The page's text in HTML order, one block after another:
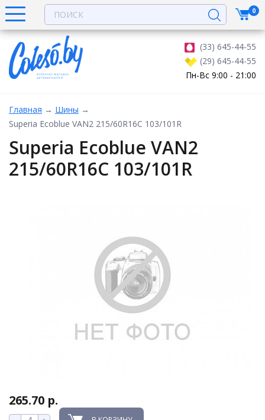
(33) 645-44-55
(29) 645-44-55
Пн-Вс 9:00 - 21:00
0
Главная → Шины →
Superia Ecoblue VAN2 215/60R16C 103/101R
Superia Ecoblue VAN2
215/60R16C 103/101R
265.70 р.